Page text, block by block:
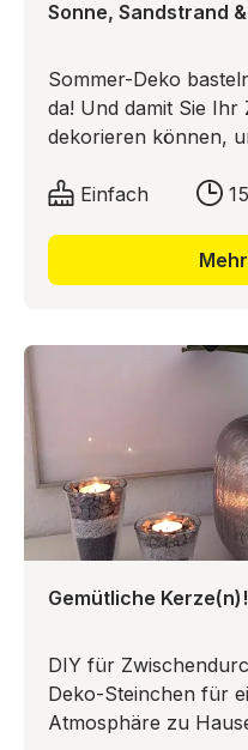
Sonne, Sandstrand
Sommer-Deko
da! Und damit Sie Ihr
dekorieren können,
mit den Mini-Figuren
Anleitung vorstellen.
Selbermachen und
Einfach
Gemütliche Kerze(n)!
DIY für
Deko-Steinchen für
Atmosphäre zu